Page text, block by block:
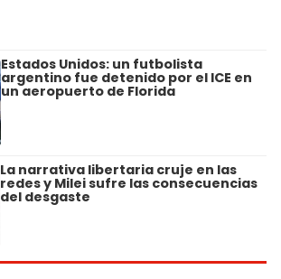
Estados Unidos: un futbolista
argentino fue detenido por el ICE en
un aeropuerto de Florida
La narrativa libertaria cruje en las
redes y Milei sufre las consecuencias
del desgaste